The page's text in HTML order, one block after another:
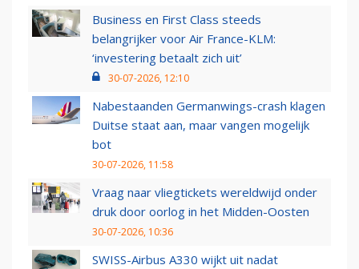
Business en First Class steeds
belangrijker voor Air France-KLM:
‘investering betaalt zich uit’
30-07-2026, 12:10
Nabestaanden Germanwings-crash klagen
Duitse staat aan, maar vangen mogelijk
bot
30-07-2026, 11:58
Vraag naar vliegtickets wereldwijd onder
druk door oorlog in het Midden-Oosten
30-07-2026, 10:36
SWISS-Airbus A330 wijkt uit nadat